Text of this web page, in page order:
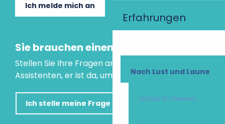
Erfahrungen
Nach Lust und Laune
Urlaub im Grünen
Ich melde mich an
Sie brauchen einen Rat?
Stellen Sie Ihre Fragen an unseren virtuellen
Assistenten, er ist da, um Ihnen zu helfen.
Ich stelle meine Frage